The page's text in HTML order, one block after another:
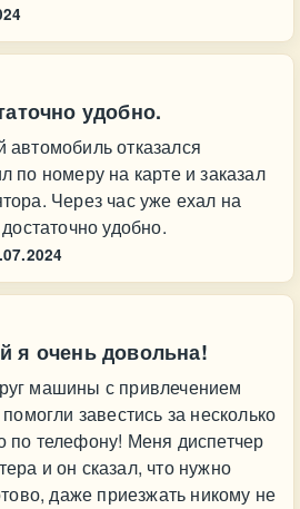
удобно.
отказался
по номеру на карте и заказал
Через час уже ехал на
удобно.
я очень довольна!
машины с привлечением
завестись за несколько
по телефону! Меня диспетчер
и он сказал, что нужно
даже приезжать никому не